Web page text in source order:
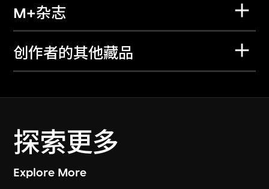
M+杂志
创作者的其他藏品
探索更多
Explore More